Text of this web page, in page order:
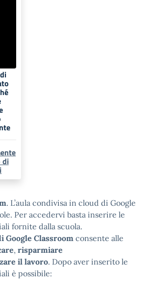
di
. L’aula condivisa in cloud di Google
Per accedervi basta inserire le
fornite dalla scuola.
Google Classroom consente alle
, risparmiare
il lavoro. Dopo aver inserito le
è possibile: